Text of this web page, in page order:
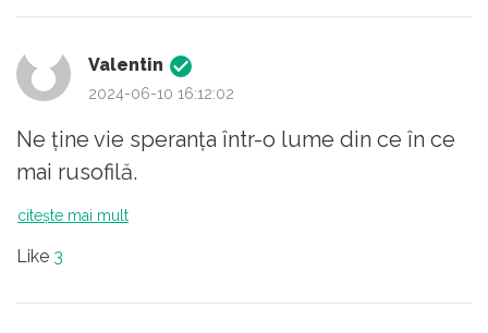
Valentin
2024-06-10 16:12:02
Ne ține vie speranța într-o lume din ce în ce
mai rusofilă.
citește mai mult
Like 3